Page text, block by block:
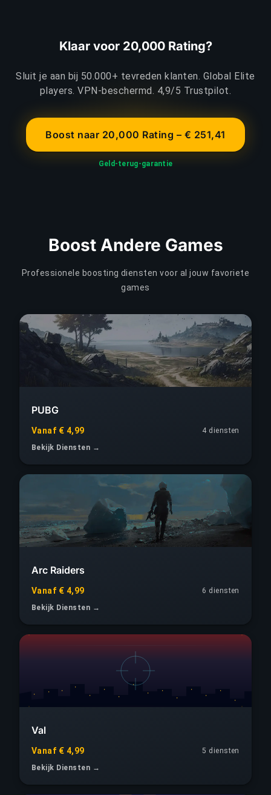
Klaar voor 20,000 Rating?
Sluit je aan bij 50.000+ tevreden klanten. Global Elite
players. VPN-beschermd. 4,9/5 Trustpilot.
Boost naar 20,000 Rating – € 251,41
Geld-terug-garantie
Boost Andere Games
Professionele boosting diensten voor al jouw favoriete
games
PUBG
Vanaf € 4,99
4 diensten
Bekijk Diensten →
Arc Raiders
Vanaf € 4,99
6 diensten
Bekijk Diensten →
Val
Vanaf € 4,99
5 diensten
Bekijk Diensten →